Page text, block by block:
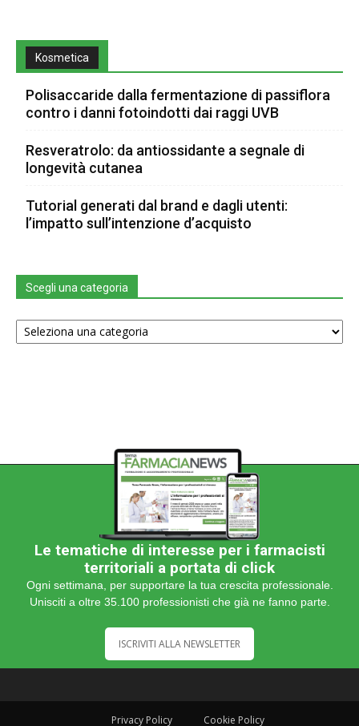
Kosmetica
Polisaccaride dalla fermentazione di passiflora
contro i danni fotoindotti dai raggi UVB
Resveratrolo: da antiossidante a segnale di
longevità cutanea
Tutorial generati dal brand e dagli utenti:
l’impatto sull’intenzione d’acquisto
Scegli una categoria
Scegli
una
Le tematiche di interesse per i farmacisti
territoriali a portata di click
Ogni settimana, per supportare la tua crescita professionale.
Unisciti a oltre 35.100 professionisti che già ne fanno parte.
ISCRIVITI ALLA NEWSLETTER
Privacy Policy Cookie Policy